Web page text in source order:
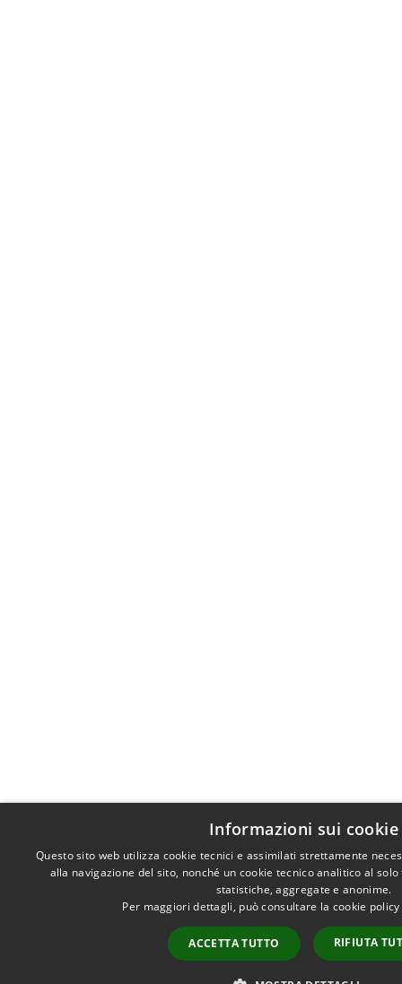
Informazioni sui cookie
Questo sito web utilizza cookie tecnici e assimilati strettamente
alla navigazione del sito, nonché un cookie tecnico analitico al
statistiche, aggregate e anonime.
Per maggiori dettagli, può consultare la cookie
ACCETTA TUTTO RIFIUTA